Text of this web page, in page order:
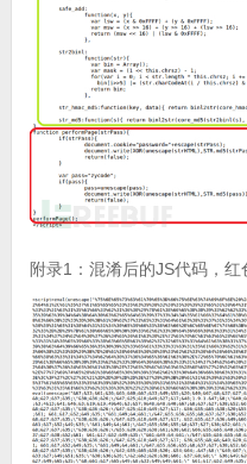
附录1：混淆后的JS代码，